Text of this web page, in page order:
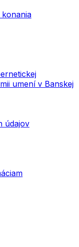
umení v Banskej
údajov